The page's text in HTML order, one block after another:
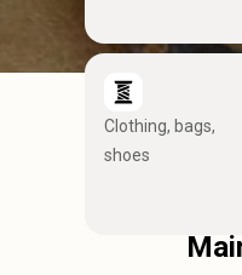
Clothing, bags,
shoes